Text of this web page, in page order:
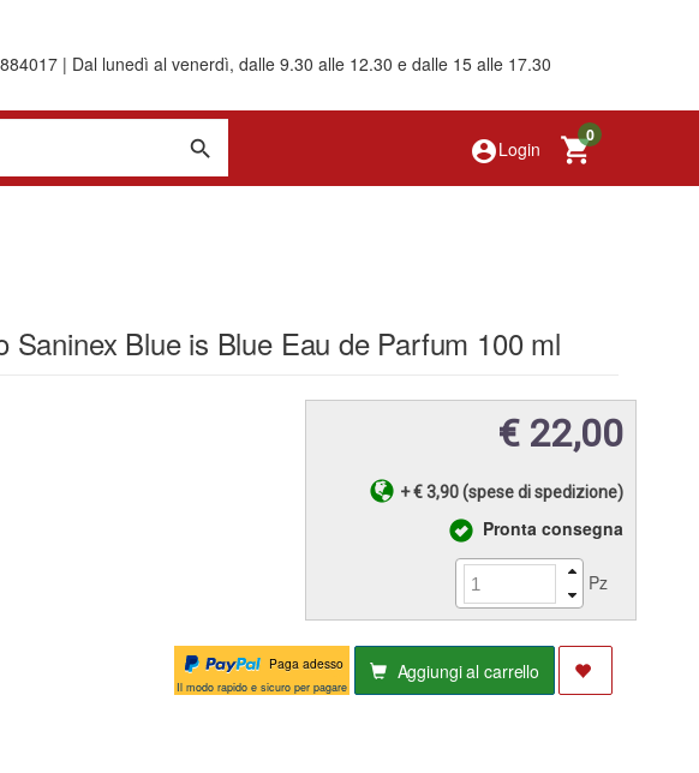
| Dal lunedì al venerdì, dalle 9.30 alle 12.30 e dalle 15 alle 17.30
0
account_circleLogin
Saninex Blue is Blue Eau de Parfum 100 ml
€ 22,00
+ € 3,90 (spese di spedizione)
Pronta consegna
Pz
Paga adesso
Il modo rapido e sicuro per pagare
Aggiungi al carrello